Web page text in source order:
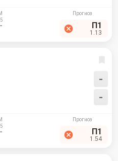
- П1
1.13
-
-
- П1
1.54